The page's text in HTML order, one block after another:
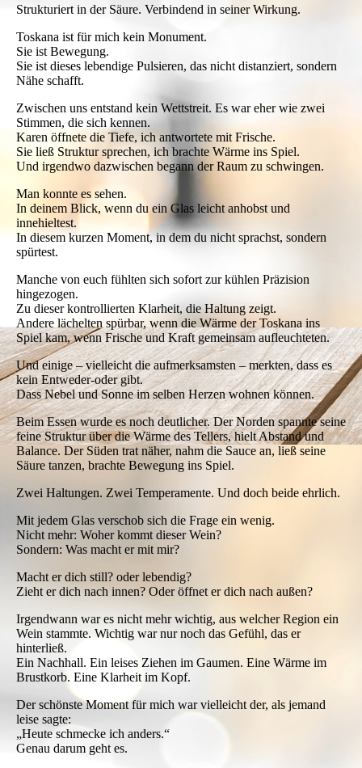
Strukturiert in der Säure. Verbindend in seiner Wirkung.
Toskana ist für mich kein Monument.
Sie ist Bewegung.
Sie ist dieses lebendige Pulsieren, das nicht distanziert, sondern
Nähe schafft.
Zwischen uns entstand kein Wettstreit. Es war eher wie zwei
Stimmen, die sich kennen.
Karen öffnete die Tiefe, ich antwortete mit Frische.
Sie ließ Struktur sprechen, ich brachte Wärme ins Spiel.
Und irgendwo dazwischen begann der Raum zu schwingen.
Man konnte es sehen.
In deinem Blick, wenn du ein Glas leicht anhobst und
innehieltest.
In diesem kurzen Moment, in dem du nicht sprachst, sondern
spürtest.
Manche von euch fühlten sich sofort zur kühlen Präzision
hingezogen.
Zu dieser kontrollierten Klarheit, die Haltung zeigt.
Andere lächelten spürbar, wenn die Wärme der Toskana ins
Spiel kam, wenn Frische und Kraft gemeinsam aufleuchteten.
Und einige – vielleicht die aufmerksamsten – merkten, dass es
kein Entweder-oder gibt.
Dass Nebel und Sonne im selben Herzen wohnen können.
Beim Essen wurde es noch deutlicher. Der Norden spannte seine
feine Struktur über die Wärme des Tellers, hielt Abstand und
Balance. Der Süden trat näher, nahm die Sauce an, ließ seine
Säure tanzen, brachte Bewegung ins Spiel.
Zwei Haltungen. Zwei Temperamente. Und doch beide ehrlich.
Mit jedem Glas verschob sich die Frage ein wenig.
Nicht mehr: Woher kommt dieser Wein?
Sondern: Was macht er mit mir?
Macht er dich still? oder lebendig?
Zieht er dich nach innen? Oder öffnet er dich nach außen?
Irgendwann war es nicht mehr wichtig, aus welcher Region ein
Wein stammte. Wichtig war nur noch das Gefühl, das er
hinterließ.
Ein Nachhall. Ein leises Ziehen im Gaumen. Eine Wärme im
Brustkorb. Eine Klarheit im Kopf.
Der schönste Moment für mich war vielleicht der, als jemand
leise sagte:
„Heute schmecke ich anders.“
Genau darum geht es.